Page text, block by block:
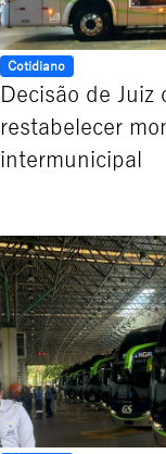
Cotidiano
Decisão de Juiz
restabelecer
intermunicipal